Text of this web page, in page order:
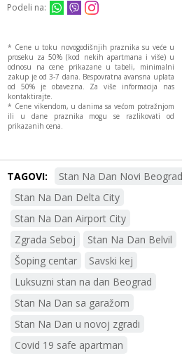
Podeli na:
* Cene u toku novogodišnjih praznika su veće u
proseku za 50% (kod nekih apartmana i više) u
odnosu na cene prikazane u tabeli, minimalni
zakup je od 3-7 dana. Bespovratna avansna uplata
od 50% je obavezna. Za više informacija nas
kontaktirajte.
* Cene vikendom, u danima sa većom potražnjom
ili u dane praznika mogu se razlikovati od
prikazanih cena.
TAGOVI:
Stan Na Dan Novi Beograd
Stan Na Dan Delta City
Stan Na Dan Airport City
Zgrada Seboj
Stan Na Dan Belvil
Šoping centar
Savski kej
Luksuzni stan na dan Beograd
Stan Na Dan sa garažom
Stan Na Dan u novoj zgradi
Covid 19 safe apartman